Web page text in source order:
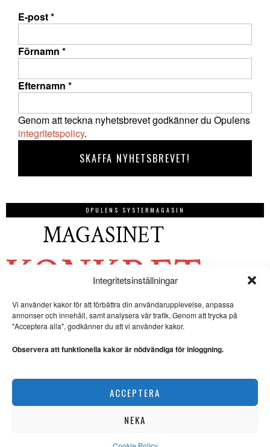
Integritetsinställningar
Vi använder kakor för att förbättra din användarupplevelse, anpassa
annonser och innehåll, samt analysera vår trafik. Genom att trycka på
"Acceptera alla", godkänner du att vi använder kakor.
Observera att funktionella kakor är nödvändiga för inloggning.
ACCEPTERA
NEKA
E-post*
Förnamn *
Efternamn *
Genom att teckna nyhetsbrevet godkänner du Opulens
integritetspolicy.
OPULENS SYSTERMAGASIN